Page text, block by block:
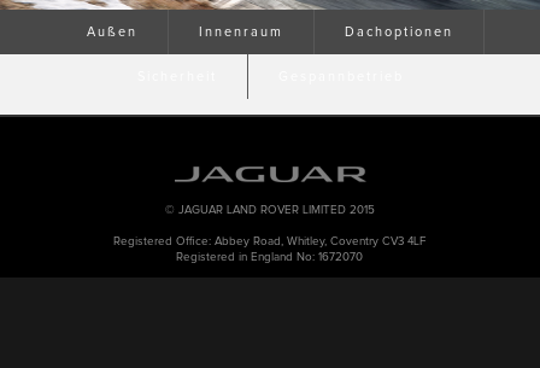
Außen Innenraum Dachoptionen
© JAGUAR LAND ROVER LIMITED 2015
Registered Office: Abbey Road, Whitley, Coventry CV3 4LF
Registered in England No: 1672070